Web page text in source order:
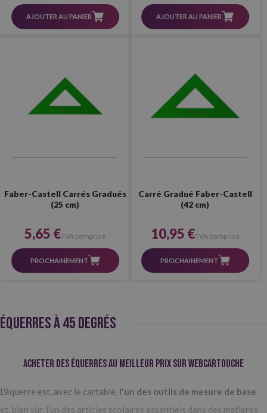
AJOUTER AU PANIER AJOUTER AU PANIER
Faber-Castell Carrés Gradués
(25 cm)
5,65 €TVA comprise
PROCHAINEMENT
Carré Gradué Faber-Castell
(42 cm)
10,95 €TVA comprise
PROCHAINEMENT
ÉQUERRES À 45 DEGRÉS
Acheter des équerres au meilleur prix sur Webcartouche
L'équerre est, avec le cartable, l'un des outils de mesure de base
et, bien sûr, l'un des articles scolaires essentiels dans des matières